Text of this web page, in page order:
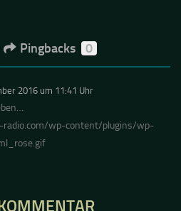
Pingbacks 0
2016 um 11:41 Uhr